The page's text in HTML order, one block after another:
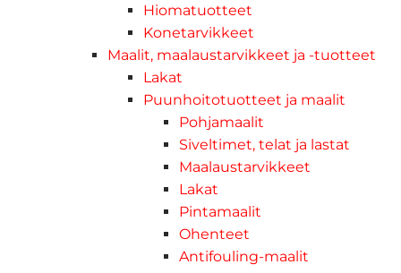
Hiomatuotteet
Konetarvikkeet
Maalit, maalaustarvikkeet ja -tuotteet
Lakat
Puunhoitotuotteet ja maalit
Pohjamaalit
Siveltimet, telat ja lastat
Maalaustarvikkeet
Lakat
Pintamaalit
Ohenteet
Antifouling-maalit